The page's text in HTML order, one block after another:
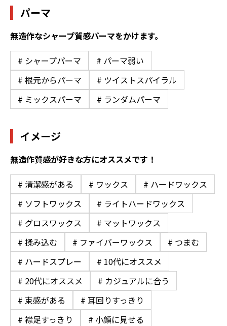
パーマ
無造作なシャープ質感パーマをかけます。
# シャープパーマ
# パーマ弱い
# 根元からパーマ
# ツイストスパイラル
# ミックスパーマ
# ランダムパーマ
イメージ
無造作質感が好きな方にオススメです！
# 清潔感がある # ワックス
# ハードワックス
# ソフトワックス
# ライトハードワックス
# グロスワックス
# マットワックス
# 揉み込む
# ファイバーワックス
# つまむ
# ハードスプレー
# 10代にオススメ
# 20代にオススメ
# カジュアルに合う
# 束感がある
# 耳回りすっきり
# 襟足すっきり
# 小顔に見せる